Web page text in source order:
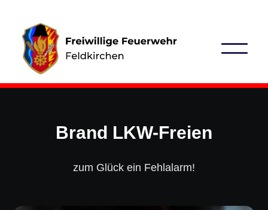
Brand LKW-Freien
zum Glück ein Fehlalarm!